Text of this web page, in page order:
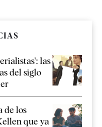
las
del siglo
de los
que ya